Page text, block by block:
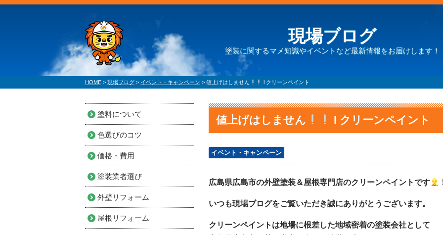
現場ブログ
塗装に関するマメ知識やイベントなど最新情報をお届けします！
HOME > 現場ブログ > イベント・キャンペーン > 値上げはしません l クリーンペイント
値上げはしません l クリーンペイント
イベント・キャンペーン
広島県広島市の外壁塗装＆屋根専門店のクリーンペイントです
いつも現場ブログをご覧いただき誠にありがとうございます。
クリーンペイントは地場に根差した地域密着の塗装会社として
塗料について
色選びのコツ
価格・費用
塗装業者選び
外壁リフォーム
屋根リフォーム